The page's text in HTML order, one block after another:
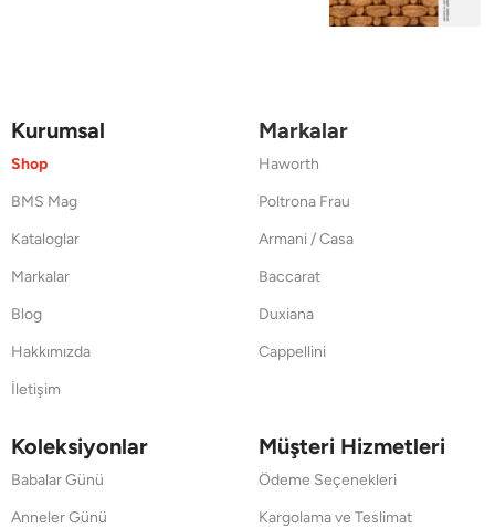
Kurumsal
Shop
BMS Mag
Kataloglar
Markalar
Blog
Hakkımızda
İletişim
Markalar
Haworth
Poltrona Frau
Armani / Casa
Baccarat
Duxiana
Cappellini
Koleksiyonlar
Babalar Günü
Anneler Günü
Müşteri Hizmetleri
Ödeme Seçenekleri
Kargolama ve Teslimat